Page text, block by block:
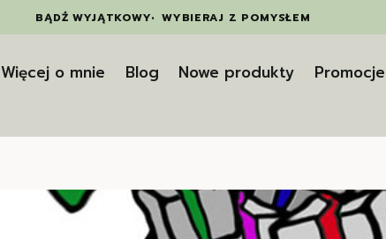
BĄDŹ WYJĄTKOWY• WYBIERAJ Z POMYSŁEM
Więcej o mnie Blog Nowe produkty Promocje